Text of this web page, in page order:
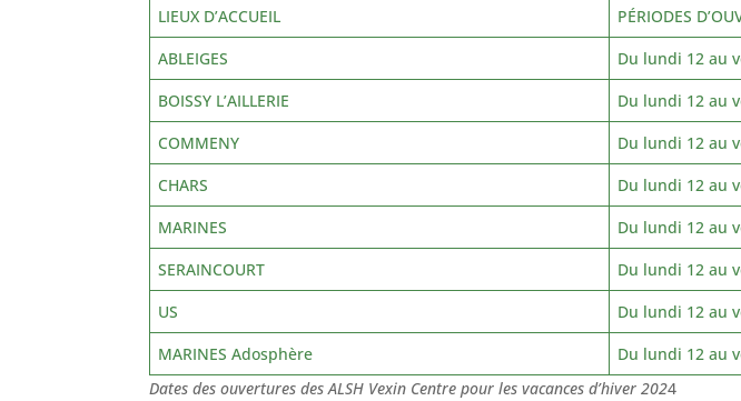
LIEUX D’ACCUEIL
PÉRIODES
ABLEIGES
Du lundi 12 au
BOISSY L’AILLERIE
Du lundi 12 au
COMMENY
Du lundi 12 au
CHARS
Du lundi 12 au
MARINES
Du lundi 12 au
SERAINCOURT
Du lundi 12 au
US
Du lundi 12 au
MARINES Adosphère
Du lundi 12 au
Dates des ouvertures des ALSH Vexin Centre pour les vacances d’hiver 2024